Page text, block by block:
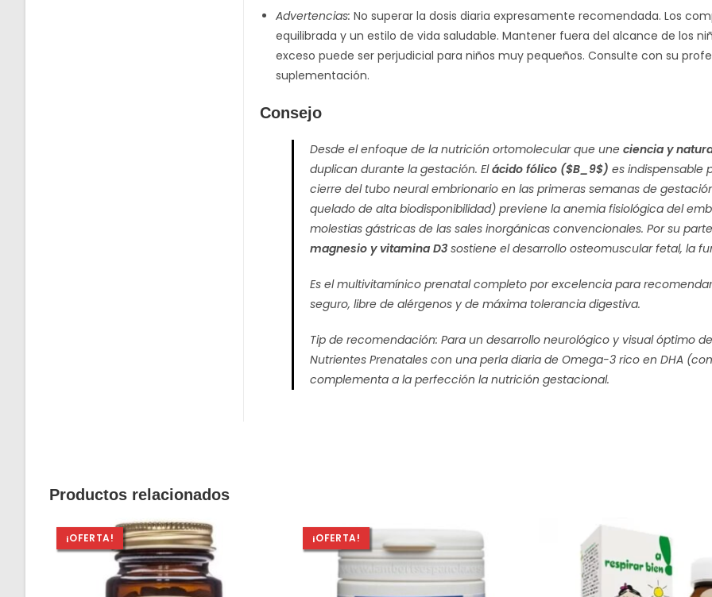
Advertencias: No superar la dosis diaria expresamente recomendada. Los
equilibrada y un estilo de vida saludable. Mantener fuera del alcance de los
exceso puede ser perjudicial para niños muy pequeños. Consulte con su
suplementación.
Consejo
Desde el enfoque de la nutrición ortomolecular que une ciencia y
duplican durante la gestación. Elácido fólico ($B_9$) es indispensable
cierre del tubo neural embrionario en las primeras semanas de
quelado de alta biodisponibilidad) previene la anemia fisiológica del
molestias gástricas de las sales inorgánicas convencionales. Por su
magnesio y vitamina D3 sostiene el desarrollo osteomuscular fetal, la
Es el multivitamínico prenatal completo por excelencia para
seguro, libre de alérgenos y de máxima tolerancia digestiva.
Tip de recomendación: Para un desarrollo neurológico y visual óptimo
Nutrientes Prenatales con una perla diaria de Omega-3 rico en DHA
complementa a la perfección la nutrición gestacional.
Productos relacionados
¡OFERTA! ¡OFERTA!